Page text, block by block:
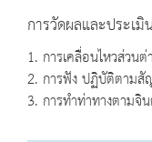
การวัดผลและประเมิ
1. การเคลื่อนไหวส่วนต่
2. การฟัง ปฏิบัติตาม
3. การทำท่าทางตามจิ